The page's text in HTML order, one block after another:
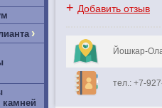
›
камней
+ Добавить отзыв
Йошкар-
тел.: +7-